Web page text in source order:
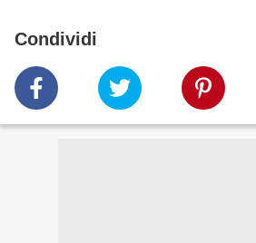
Condividi